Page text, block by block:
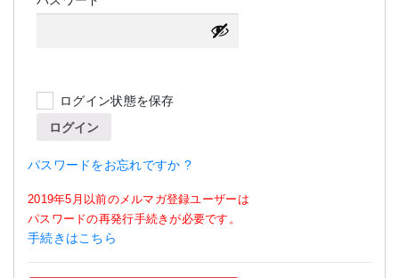
須
ログイン状態を保存
ログイン
パスワードをお忘れですか ?
2019年5月以前のメルマガ登録ユーザーは
パスワードの再発行手続きが必要です。
手続きはこちら